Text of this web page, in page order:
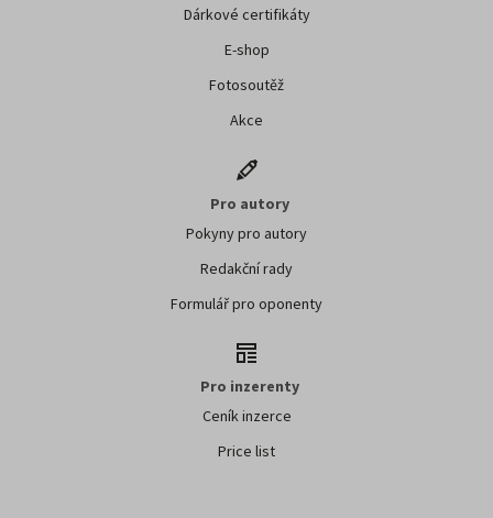
Dárkové certifikáty
E-shop
Fotosoutěž
Akce
Pro autory
Pokyny pro autory
Redakční rady
Formulář pro oponenty
Pro inzerenty
Ceník inzerce
Price list